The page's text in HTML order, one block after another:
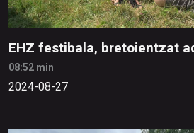
EHZ festibala, bretoientzat
08:52 min
2024-08-27